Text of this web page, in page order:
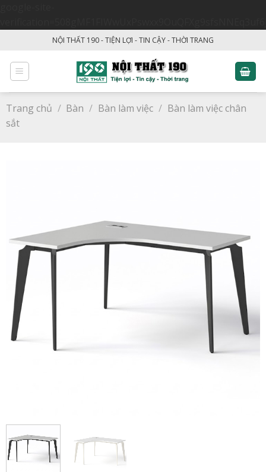
content
NỘI THẤT 190 - TIỆN LỢI - TIN CẬY - THỜI TRANG
Trang chủ / Bàn / Bàn làm việc / Bàn làm việc chân
sắt